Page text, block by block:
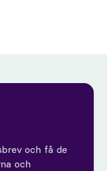
och få de
och